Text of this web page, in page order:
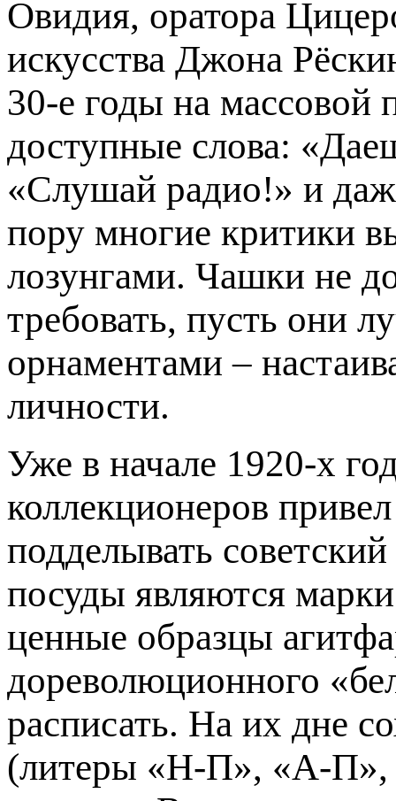
Овидия, оратора
искусства Джона
30-е годы на массовой
доступные слова:
«Слушай радио!» и
пору многие критики
лозунгами. Чашки не
требовать, пусть они
орнаментами –
личности.
Уже в начале 1920-х
коллекционеров
подделывать
посуды являются
ценные образцы
дореволюционного
расписать. На их дне
(литеры «Н-П», «А-П»,